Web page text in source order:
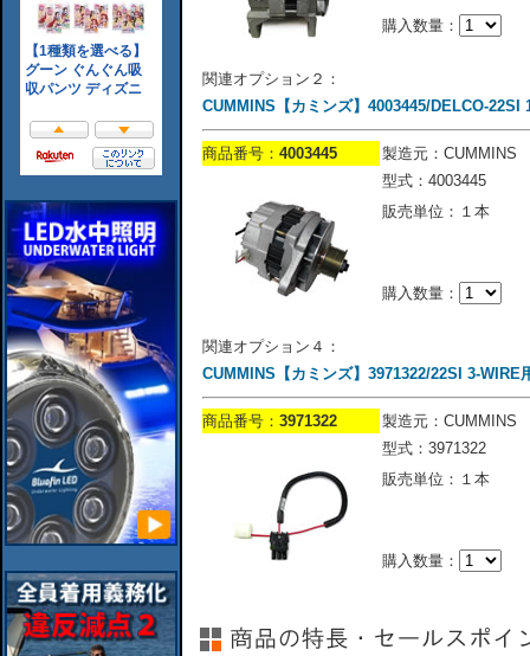
購入数量：
関連オプション２：
CUMMINS【カミンズ】4003445/DELCO-22SI
商品番号： 4003445
製造元：CUMMINS
型式：4003445
販売単位：１本
購入数量：
関連オプション４：
CUMMINS【カミンズ】3971322/22SI 3-WIRE
商品番号： 3971322
製造元：CUMMINS
型式：3971322
販売単位：１本
購入数量：